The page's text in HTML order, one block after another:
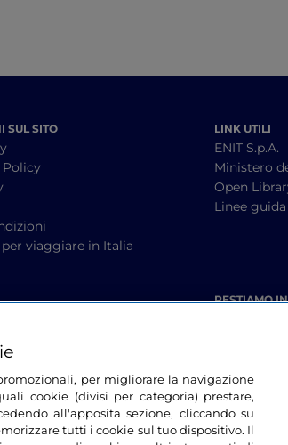
SUL SITO
Policy
viaggiare in Italia
LINK UTILI
ENIT S.p.A.
Ministero
Open
Linee
RESTIAMO
per migliorare la navigazione
cookie (divisi per categoria) prestare,
all'apposita sezione, cliccando su
tutti i cookie sul tuo dispositivo. Il